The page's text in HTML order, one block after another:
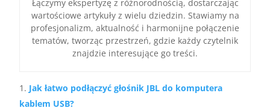
Łączymy ekspertyzę z różnorodnością, dostarczając
wartościowe artykuły z wielu dziedzin. Stawiamy na
profesjonalizm, aktualność i harmonijne połączenie
tematów, tworząc przestrzeń, gdzie każdy czytelnik
znajdzie interesujące go treści.
Jak łatwo podłączyć głośnik JBL do komputera
kablem USB?